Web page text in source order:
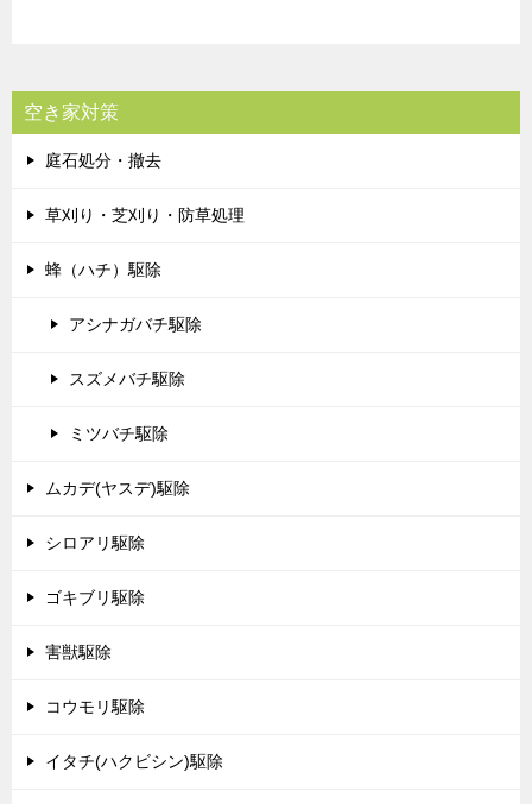
空き家対策
庭石処分・撤去
草刈り・芝刈り・防草処理
蜂（ハチ）駆除
アシナガバチ駆除
スズメバチ駆除
ミツバチ駆除
ムカデ(ヤスデ)駆除
シロアリ駆除
ゴキブリ駆除
害獣駆除
コウモリ駆除
イタチ(ハクビシン)駆除